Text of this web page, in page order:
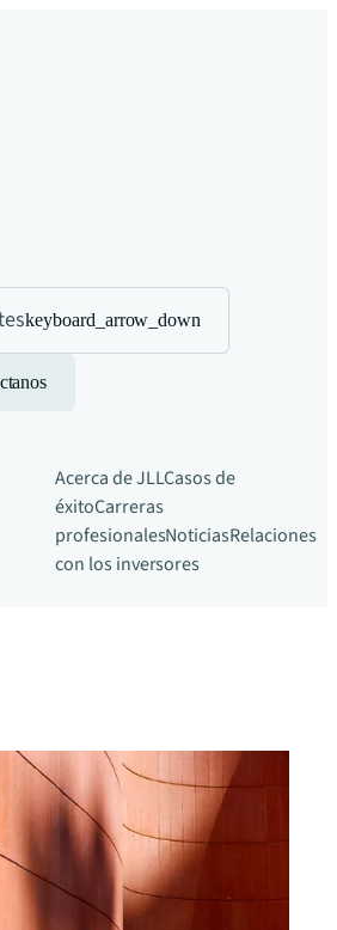
keyboard_arrow_down
Acerca de JLLCasos de
éxitoCarreras
profesionalesNoticiasRelaciones
con los inversores